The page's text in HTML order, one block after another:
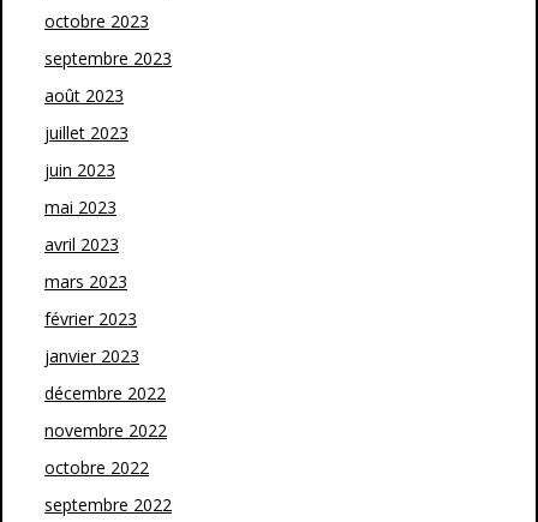
octobre 2023
septembre 2023
août 2023
juillet 2023
juin 2023
mai 2023
avril 2023
mars 2023
février 2023
janvier 2023
décembre 2022
novembre 2022
octobre 2022
septembre 2022